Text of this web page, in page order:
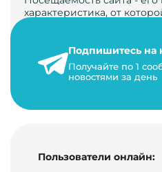
характеристика, от
22 мая 2024 г.
9 минут на чтение
Подпишитесь на
Получайте по 1
новостями за день
Пользователи онлайн: